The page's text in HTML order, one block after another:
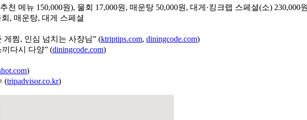
천 메뉴 150,000원), 물회 17,000원, 매운탕 50,000원, 대게·킹크랩 스페셜(소) 230,000
, 매운탕, 대게 스페셜
게찜, 인심 넘치는 사장님” (ktriptips.com, diningcode.com)
다시 다양” (diningcode.com)
)
(tripadvisor.co.kr)